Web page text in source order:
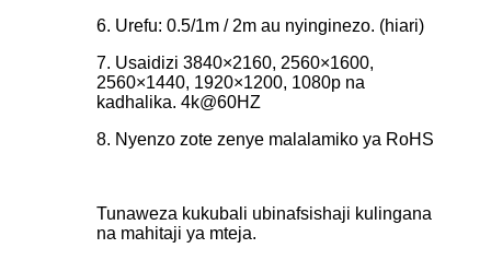
6. Urefu: 0.5/1m / 2m au nyinginezo. (hiari)
7. Usaidizi 3840×2160, 2560×1600,
2560×1440, 1920×1200, 1080p na
kadhalika. 4k@60HZ
8. Nyenzo zote zenye malalamiko ya RoHS
Tunaweza kukubali ubinafsishaji kulingana
na mahitaji ya mteja.